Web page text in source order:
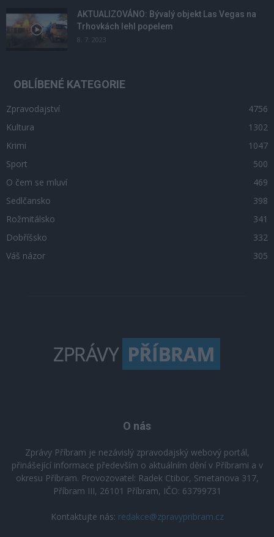
AKTUALIZOVÁNO: Bývalý objekt Las Vegas na
Trhovkách lehl popelem
8. 7. 2023
OBLÍBENÉ KATEGORIE
Zpravodajství
4756
Kultura
1302
Krimi
1047
Sport
500
O čem se mluví
469
Sedlčansko
398
Rožmitálsko
341
Dobříšsko
332
Váš názor
305
O nás
Zprávy Příbram je nezávislý zpravodajský webový portál,
přinášející informace především o aktuálním dění v Příbrami a v
okresu Příbram. Provozovatel: Radek Ctibor, Smetanova 317,
Příbram III, 26101 Příbram, IČO: 63799731
Kontaktujte nás: redakce@zpravypribram.cz